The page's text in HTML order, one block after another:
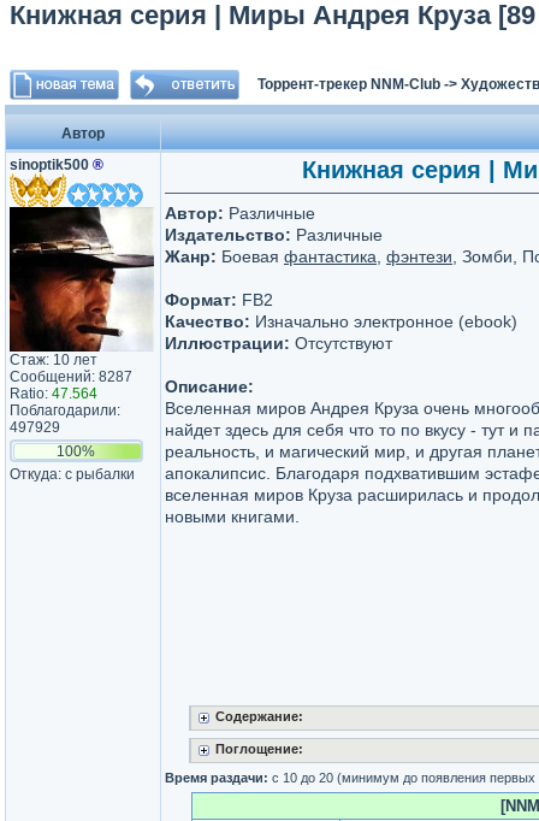
Книжная серия | Миры Андрея Круза [89
Торрент-трекер NNM-Club ->
Автор
sinoptik500 ®
Стаж: 10 лет
Сообщений: 8287
Ratio: 47.564
Поблагодарили:
497929
100%
Откуда: с рыбалки
Книжная серия |
Автор: Различные
Издательство: Различные
Жанр: Боевая фантастика фэнтези , Зомби,
Формат: FB2
Качество: Изначально электронное (ebook)
Иллюстрации: Отсутствуют
Описание:
Вселенная миров Андрея Круза очень
найдет здесь для себя что то по вкусу - тут и
реальность, и магический мир, и другая
апокалипсис. Благодаря подхватившим
вселенная миров Круза расширилась и
новыми книгами.
Содержание:
Поглощение:
Время раздачи: с 10 до 20 (минимум до появления